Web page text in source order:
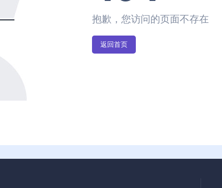
抱歉，您访问的页面不存在
返回首页